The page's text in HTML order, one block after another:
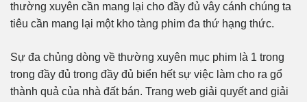
thường xuyên cần mang lại cho đầy đủ vây cánh chúng ta
tiêu cần mang lại một kho tàng phim đa thứ hạng thức.
Sự đa chủng dòng về thường xuyên mục phim là 1 trong
trong đầy đủ trong đầy đủ biển hết sự việc làm cho ra gổ
thành quả của nhà đất bán. Trang web giải quyết and giải